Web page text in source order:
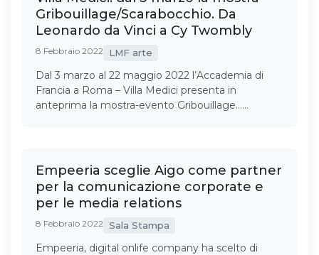
Gribouillage/Scarabocchio. Da
Leonardo da Vinci a Cy Twombly
8 Febbraio 2022 LMF arte
Dal 3 marzo al 22 maggio 2022 l’Accademia di
Francia a Roma – Villa Medici presenta in
anteprima la mostra-evento Gribouillage……
Empeeria sceglie Aigo come partner
per la comunicazione corporate e
per le media relations
8 Febbraio 2022 Sala Stampa
Empeeria, digital onlife company ha scelto di